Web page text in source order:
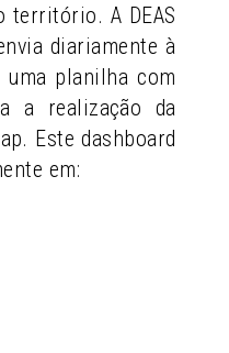
território. A DEAS
diariamente à
uma planilha com
a realização da
Este dashboard
em: